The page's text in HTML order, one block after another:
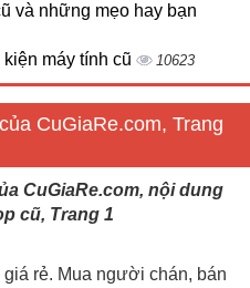
và những mẹo hay bạn
máy tính cũ 10623
CuGiaRe.com, Trang
CuGiaRe.com, nội dung
cũ, Trang 1
giá rẻ. Mua người chán, bán